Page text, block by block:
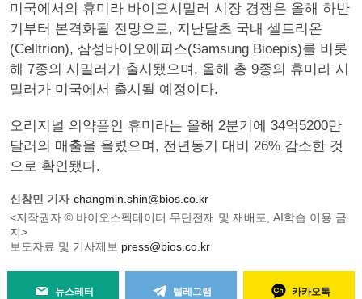
미국에서의 휴미라 바이오시밀러 시장 경쟁은 올해 하반
기부터 본격화될 전망으로, 지난달초 국내 셀트리온
(Celltrion), 삼성바이오에피스(Samsung Bioepis)를 비롯
해 7종의 시밀러가 출시됐으며, 올해 총 9종의 휴미라 시
밀러가 미국에서 출시될 예정이다.
오리지널 의약품인 휴미라는 올해 2분기에 34억5200만
달러의 매출을 올렸으며, 전년동기 대비 26% 감소한 것
으로 확인됐다.
신창민 기자 changmin.shin@bios.co.kr
<저작권자 © 바이오스펙테이터 무단전재 및 재배포, AI학습 이용 금
지>
보도자료 및 기사제보 press@bios.co.kr
뉴스레터 텔레그램 카카오톡